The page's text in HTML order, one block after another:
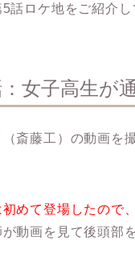
5話ロケ地をご紹介し
女子高生が
斎藤工）の動画を
めて登場したので
動画を見て後頭部